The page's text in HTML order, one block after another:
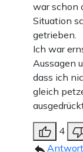
war schon
Situation
getrieben.
Ich war
Aussagen
dass ich
gleich
4